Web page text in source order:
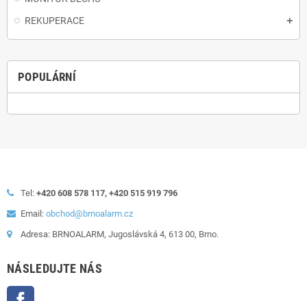
REKUPERACE
POPULÁRNÍ
Tel: +420 608 578 117, +420 515 919 796
Email: obchod@brnoalarm.cz
Adresa: BRNOALARM, Jugoslávská 4, 613 00, Brno.
NÁSLEDUJTE NÁS